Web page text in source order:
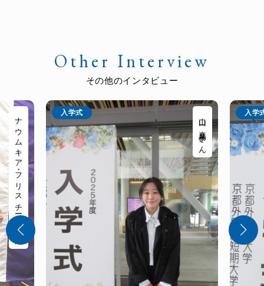
Other Interview
その他のインタビュー
ナウムキア・フリスチーナさん 入学式 山口 真莉子さん 入学